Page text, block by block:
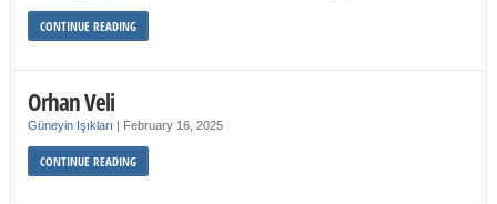
CONTINUE READING
Orhan Veli
Güneyin Işıkları | February 16, 2025
CONTINUE READING